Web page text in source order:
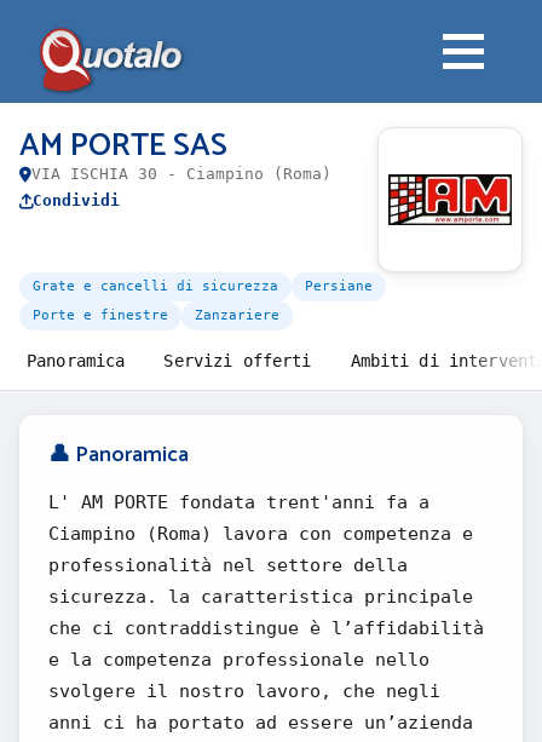
AM PORTE SAS
VIA ISCHIA 30 - Ciampino (Roma)
Condividi
Grate e cancelli di sicurezza
Persiane
Porte e finestre
Zanzariere
Panoramica Servizi offerti Ambiti di
👤 Panoramica
L' AM PORTE fondata trent'anni fa a
Ciampino (Roma) lavora con competenza e
professionalità nel settore della
sicurezza. la caratteristica principale
che ci contraddistingue è l’affidabilità
e la competenza professionale nello
svolgere il nostro lavoro, che negli
anni ci ha portato ad essere un’azienda